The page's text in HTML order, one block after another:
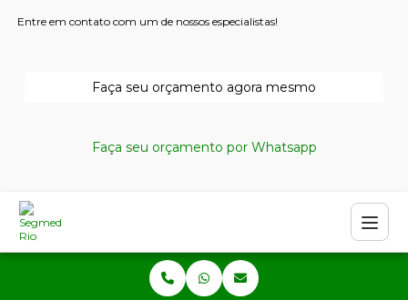
Entre em contato com um de nossos especialistas!
Faça seu orçamento agora mesmo
Faça seu orçamento por Whatsapp